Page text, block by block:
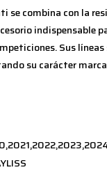
se combina con la
indispensable
Sus
su carácter